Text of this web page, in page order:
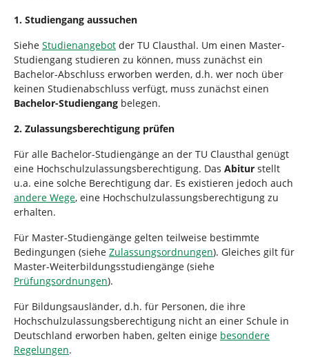
i
r
:
1. Studiengang aussuchen
Siehe Studienangebot der TU Clausthal. Um einen Master-
Studiengang studieren zu können, muss zunächst ein
Bachelor-Abschluss erworben werden, d.h. wer noch über
keinen Studienabschluss verfügt, muss zunächst einen
Bachelor-Studiengang belegen.
2. Zulassungsberechtigung prüfen
Für alle Bachelor-Studiengänge an der TU Clausthal genügt
eine Hochschulzulassungsberechtigung. Das Abitur stellt
u.a. eine solche Berechtigung dar. Es existieren jedoch auch
andere Wege, eine Hochschulzulassungsberechtigung zu
erhalten.
Für Master-Studiengänge gelten teilweise bestimmte
Bedingungen (siehe Zulassungsordnungen). Gleiches gilt für
Master-Weiterbildungsstudiengänge (siehe
Prüfungsordnungen).
Für Bildungsausländer, d.h. für Personen, die ihre
Hochschulzulassungsberechtigung nicht an einer Schule in
Deutschland erworben haben, gelten einige besondere
Regelungen.